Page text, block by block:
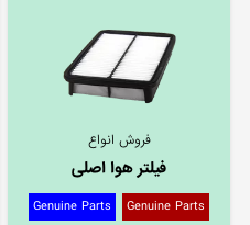
فروش انواع
فیلتر هوا اصلی
Genuine Parts
Genuine Parts